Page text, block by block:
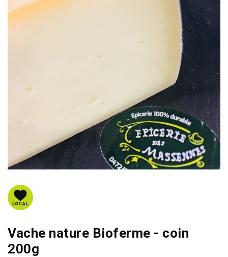
Vache nature Bioferme - coin
200g